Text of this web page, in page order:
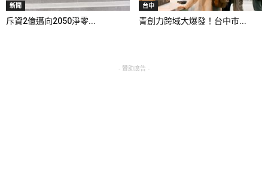
新聞
斥資2億邁向2050淨零...
台中
青創力跨域大爆發！台中市...
- 贊助廣告 -